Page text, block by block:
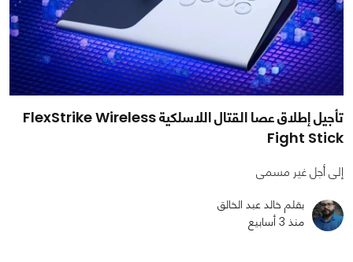
تأجيل إطلاق عصا القتال اللاسلكية FlexStrike Wireless
Fight Stick
إلى أجل غير مسمى
بقلم خالد عبد الخالق
منذ 3 أسابيع